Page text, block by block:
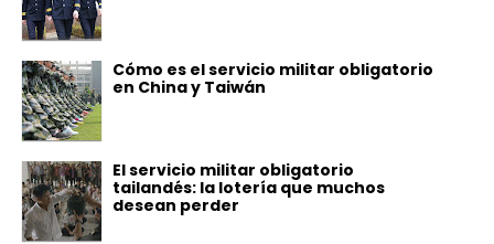
Cómo es el servicio militar obligatorio
en China y Taiwán
El servicio militar obligatorio
tailandés: la lotería que muchos
desean perder